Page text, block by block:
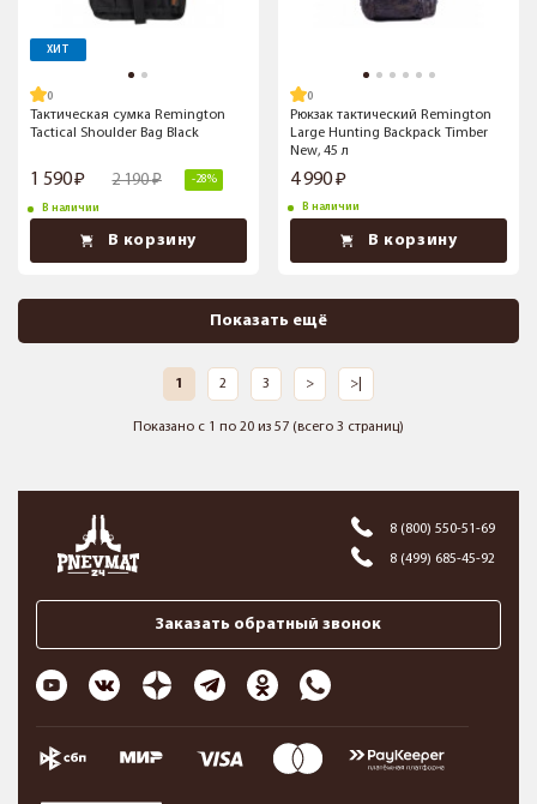
ХИТ
Тактическая сумка Remington
Tactical Shoulder Bag Black
1 590 2 190 -28%
В наличии
В корзину
Рюкзак тактический Remington
Large Hunting Backpack Timber
New, 45 л
4 990
В наличии
В корзину
Показать ещё
1 2 3 > >|
Показано с 1 по 20 из 57 (всего 3 страниц)
8 (800) 550-51-69
8 (499) 685-45-92
Заказать обратный звонок